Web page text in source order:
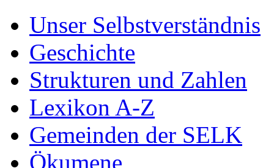
Unser Selbstverständnis
Geschichte
Strukturen und Zahlen
Lexikon A-Z
Gemeinden der SELK
Ökumene